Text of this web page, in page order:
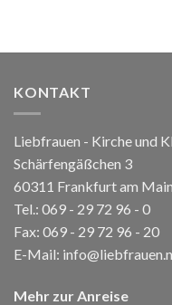
KONTAKT
Liebfrauen - Kirche und
Schärfengäßchen 3
60311 Frankfurt am Main
Tel.: 069 - 29 72 96 - 0
Fax: 069 - 29 72 96 - 20
E-Mail:
Mehr zur Anreise